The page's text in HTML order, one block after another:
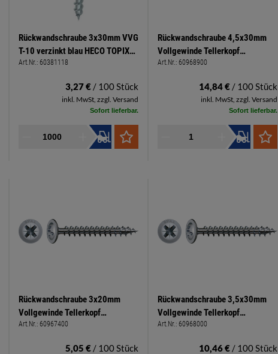
Rückwandschraube 3x30mm VVG
T-10 verzinkt blau HECO TOPIX
plus
Art.Nr.: 60381118
3,27 € / 100 Stück
inkl. MwSt, zzgl. Versand
Sofort lieferbar.
Rückwandschraube 4,5x30mm
Vollgewinde Tellerkopf
Kreuzschlitz PZ 2 hell verzinkt
Art.Nr.: 60968900
14,84 € / 100 Stück
inkl. MwSt, zzgl. Versand
Sofort lieferbar.
Rückwandschraube 3x20mm
Vollgewinde Tellerkopf
Kreuzschlitz PZ 2 hell verzinkt
Art.Nr.: 60967400
5,05 € / 100 Stück
Rückwandschraube 3,5x30mm
Vollgewinde Tellerkopf
Kreuzschlitz PZ 2 hell verzinkt
Art.Nr.: 60968000
10,46 € / 100 Stück